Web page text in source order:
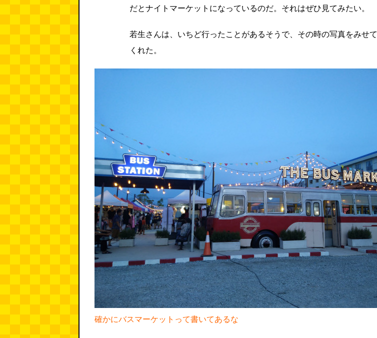
だとナイトマーケットになっているのだ。それはぜひ見てみたい。
若生さんは、いちど行ったことがあるそうで、その時の写真をみせて
くれた。
確かにバスマーケットって書いてあるな